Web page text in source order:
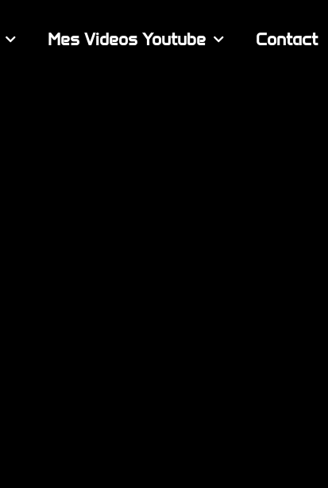
Mes Videos Youtube Contact